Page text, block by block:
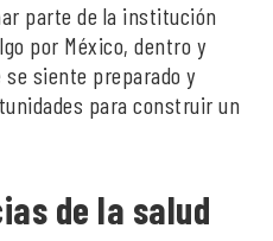
parte de la institución
por México, dentro y
se siente preparado y
para construir un
de la salud